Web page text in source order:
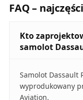
FAQ –
Kto
samolot
Samolot Dassault
wyprodukowany
Aviation.